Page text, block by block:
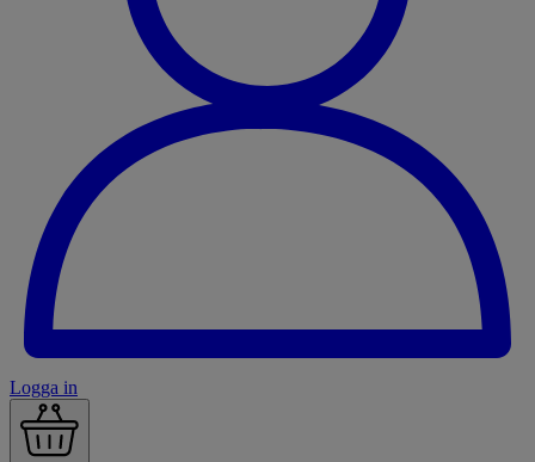
Logga in